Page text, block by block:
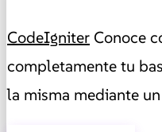
CodeIgniter Conoce
completamente tu
la misma mediante